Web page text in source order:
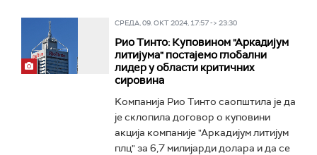
СРЕДА, 09. ОКТ 2024, 17:57 -> 23:30
Рио Тинто: Куповином "Аркадијум
литијума" постајемо глобални
лидер у области критичних
сировина
Kомпанија Рио Тинто саопштила је да
је склопила договор о куповини
акција компаније "Аркадијум литијум
плц" за 6,7 милијарди долара и да се